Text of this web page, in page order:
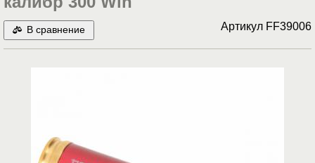
В сравнение Артикул FF39006